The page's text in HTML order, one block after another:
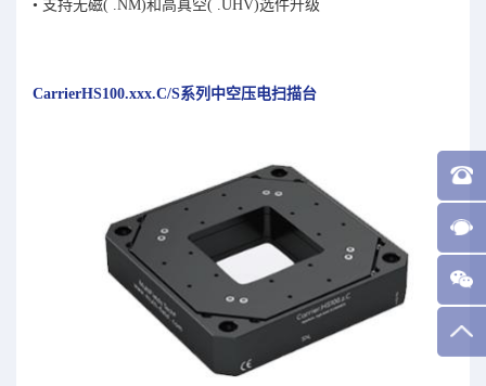
• ⽀持⽆磁( .NM)和⾼真空( .UHV)选件升级
CarrierHS100.xxx.C/S系列中空压电扫描台